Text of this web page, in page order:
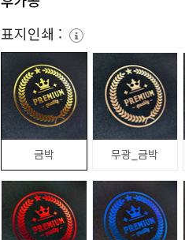
표지인쇄 :
금박 무광_금박